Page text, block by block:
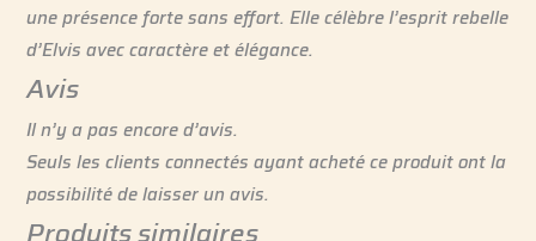
une présence forte sans effort. Elle célèbre l’esprit rebelle
d’Elvis avec caractère et élégance.
Avis
Il n’y a pas encore d’avis.
Seuls les clients connectés ayant acheté ce produit ont la
possibilité de laisser un avis.